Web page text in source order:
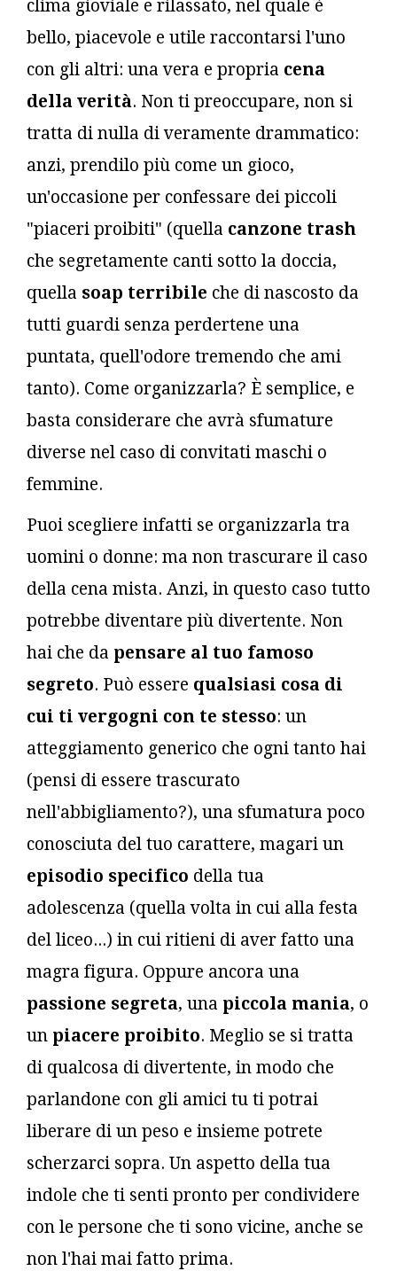
clima gioviale e rilassato, nel quale è
bello, piacevole e utile raccontarsi l'uno
con gli altri: una vera e propria cena
della verità. Non ti preoccupare, non si
tratta di nulla di veramente drammatico:
anzi, prendilo più come un gioco,
un'occasione per confessare dei piccoli
"piaceri proibiti" (quella canzone trash
che segretamente canti sotto la doccia,
quella soap terribile che di nascosto da
tutti guardi senza perdertene una
puntata, quell'odore tremendo che ami
tanto). Come organizzarla? È semplice, e
basta considerare che avrà sfumature
diverse nel caso di convitati maschi o
femmine.
Puoi scegliere infatti se organizzarla tra
uomini o donne: ma non trascurare il caso
della cena mista. Anzi, in questo caso tutto
potrebbe diventare più divertente. Non
hai che da pensare al tuo famoso
segreto. Può essere qualsiasi cosa di
cui ti vergogni con te stesso: un
atteggiamento generico che ogni tanto hai
(pensi di essere trascurato
nell'abbigliamento?), una sfumatura poco
conosciuta del tuo carattere, magari un
episodio specifico della tua
adolescenza (quella volta in cui alla festa
del liceo...) in cui ritieni di aver fatto una
magra figura. Oppure ancora una
passione segreta, una piccola mania, o
un piacere proibito. Meglio se si tratta
di qualcosa di divertente, in modo che
parlandone con gli amici tu ti potrai
liberare di un peso e insieme potrete
scherzarci sopra. Un aspetto della tua
indole che ti senti pronto per condividere
con le persone che ti sono vicine, anche se
non l'hai mai fatto prima.